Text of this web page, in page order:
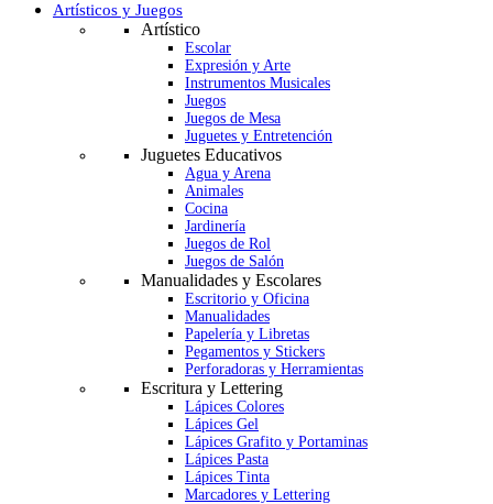
Artísticos y Juegos
Artístico
Escolar
Expresión y Arte
Instrumentos Musicales
Juegos
Juegos de Mesa
Juguetes y Entretención
Juguetes Educativos
Agua y Arena
Animales
Cocina
Jardinería
Juegos de Rol
Juegos de Salón
Manualidades y Escolares
Escritorio y Oficina
Manualidades
Papelería y Libretas
Pegamentos y Stickers
Perforadoras y Herramientas
Escritura y Lettering
Lápices Colores
Lápices Gel
Lápices Grafito y Portaminas
Lápices Pasta
Lápices Tinta
Marcadores y Lettering